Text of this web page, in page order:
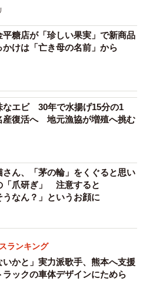
大していくのか－。だが、
していない。
画（23～33年度）では「観
リピーター率70％」といった
るリピーターを確保しつつ、
思ってもらい、定住人口の増
。
観光をPRするプロモーショ
治への関心が高まっている
るため、SNSなどによる発信
込める。
はドラマを契機に紫式部と
平糖店が「珍しい果実」で新商品
けは「亡き母の名前」から
なエビ 30年で水揚げ15分の1
産復活へ 地元漁協が増殖へ挑む
さん、「茅の輪」をくぐると思い
「爪研ぎ」 注意すると
なん？」というお顔に
ランキング
いかと」実力派歌手、熊本へ支援
ックの車体デザインにためら